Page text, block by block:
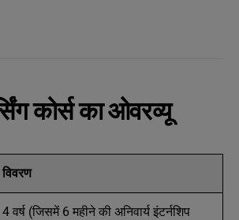
कोर्स का ओवरव्यू
विवरण
4 वर्ष (जिसमें 6 महीने की अनिवार्य इंटर्नशिप